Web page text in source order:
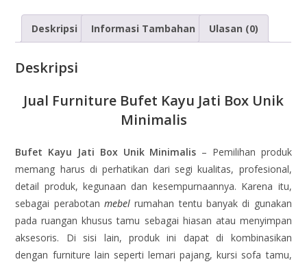
Deskripsi Informasi Tambahan Ulasan (0)
Deskripsi
Jual Furniture Bufet Kayu Jati Box Unik
Minimalis
Bufet Kayu Jati Box Unik Minimalis – Pemilihan produk
memang harus di perhatikan dari segi kualitas, profesional,
detail produk, kegunaan dan kesempurnaannya. Karena itu,
sebagai perabotanmebel rumahan tentu banyak di gunakan
pada ruangan khusus tamu sebagai hiasan atau menyimpan
aksesoris. Di sisi lain, produk ini dapat di kombinasikan
dengan furniture lain seperti lemari pajang, kursi sofa tamu,